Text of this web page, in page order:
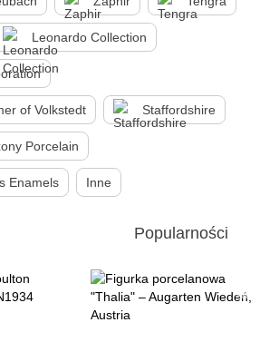
Leonardo Collection
of Volkstedt Staffordshire
Porcelain
Enamels Inne
Popularności